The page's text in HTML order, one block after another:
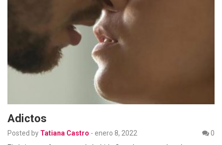
Adictos
Posted by Tatiana Castro - enero 8, 2022
0